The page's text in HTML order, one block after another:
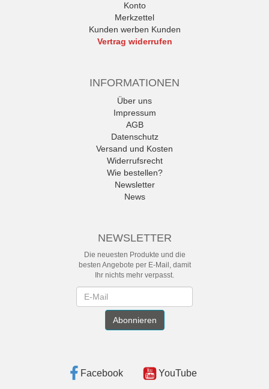
Konto
Merkzettel
Kunden werben Kunden
Vertrag widerrufen
INFORMATIONEN
Über uns
Impressum
AGB
Datenschutz
Versand und Kosten
Widerrufsrecht
Wie bestellen?
Newsletter
News
NEWSLETTER
Die neuesten Produkte und die
besten Angebote per E-Mail, damit
Ihr nichts mehr verpasst.
Abonnieren
Facebook YouTube